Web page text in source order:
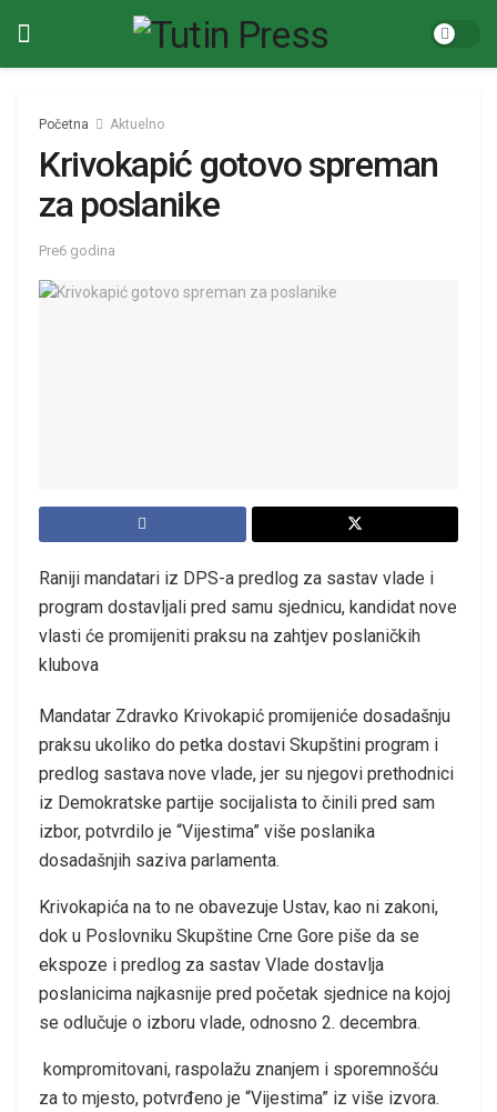
Početna Aktuelno
Krivokapić gotovo spreman
za poslanike
Pre6 godina
Raniji mandatari iz DPS-a predlog za sastav vlade i
program dostavljali pred samu sjednicu, kandidat nove
vlasti će promijeniti praksu na zahtjev poslaničkih
klubova
Mandatar Zdravko Krivokapić promijeniće dosadašnju
praksu ukoliko do petka dostavi Skupštini program i
predlog sastava nove vlade, jer su njegovi prethodnici
iz Demokratske partije socijalista to činili pred sam
izbor, potvrdilo je “Vijestima” više poslanika
dosadašnjih saziva parlamenta.
Krivokapića na to ne obavezuje Ustav, kao ni zakoni,
dok u Poslovniku Skupštine Crne Gore piše da se
ekspoze i predlog za sastav Vlade dostavlja
poslanicima najkasnije pred početak sjednice na kojoj
se odlučuje o izboru vlade, odnosno 2. decembra.
kompromitovani, raspolažu znanjem i sporemnošću
za to mjesto, potvrđeno je “Vijestima” iz više izvora.